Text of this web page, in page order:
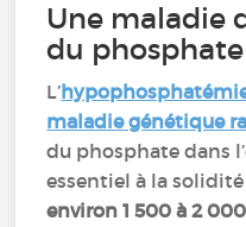
Une maladie
du phosphate
L’hypophosphatémie
maladie génétique
du phosphate dans
essentiel à la
environ 1 500 à 2